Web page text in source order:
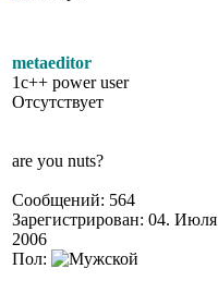
metaeditor
1c++ power user
Отсутствует
are you nuts?
Сообщений: 564
Зарегистрирован: 04. Июля
2006
Пол: